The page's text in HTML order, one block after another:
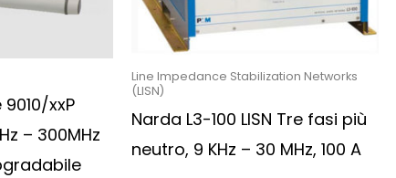
xxP
– 300MHz
Line Impedance Stabilization Networks
(LISN)
Narda L3-100 LISN Tre fasi più
neutro, 9 KHz – 30 MHz, 100 A